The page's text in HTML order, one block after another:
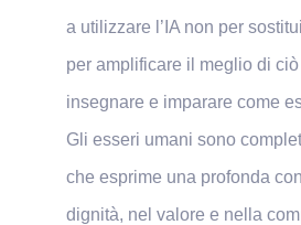
a utilizzare l’IA non per
per amplificare il meglio di
insegnare e imparare come
Gli esseri umani sono
che esprime una profonda
dignità, nel valore e nella